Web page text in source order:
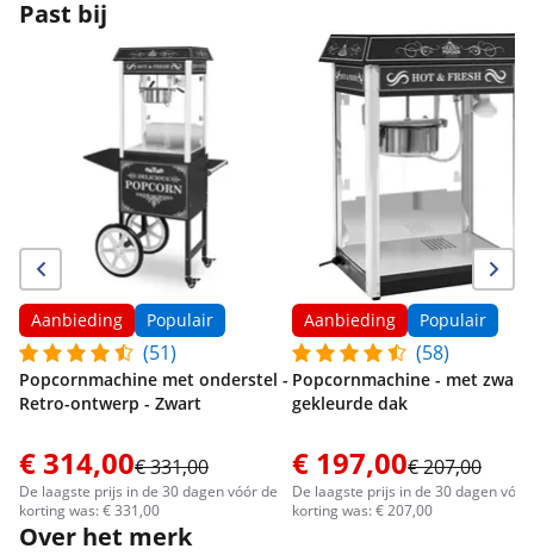
Past bij
Aanbieding Populair
(51)
Popcornmachine met onderstel -
Retro-ontwerp - Zwart
€ 314,00€ 331,00
De laagste prijs in de 30 dagen vóór de
korting was: € 331,00
Aanbieding Populair
(58)
Popcornmachine - met zwart
gekleurde dak
€ 197,00€ 207,00
De laagste prijs in de 30 dagen vóór
korting was: € 207,00
Over het merk